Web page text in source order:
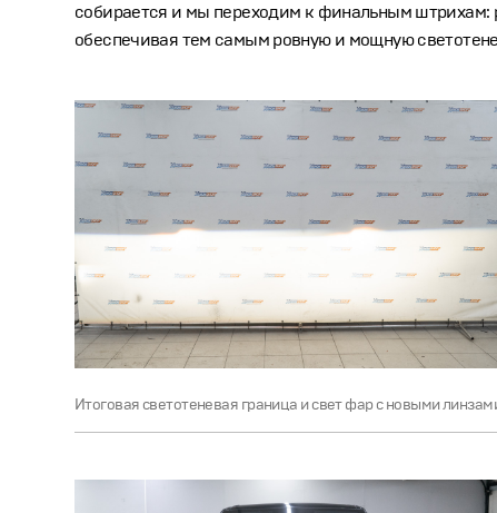
собирается и мы переходим к финальным штрихам:
обеспечивая тем самым ровную и мощную
Итоговая светотеневая граница и свет фар с новыми